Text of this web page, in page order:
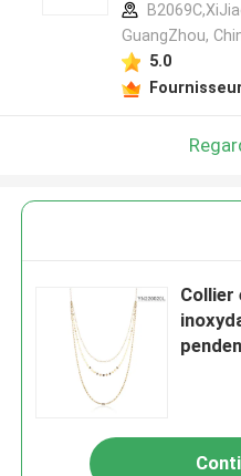
GuangZhou,
5.0
Collier